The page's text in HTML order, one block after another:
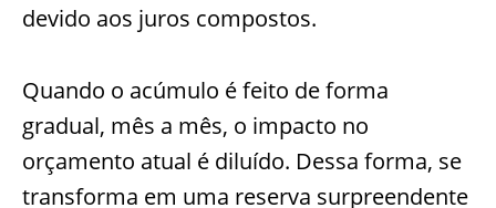
devido aos juros compostos.
Quando o acúmulo é feito de forma
gradual, mês a mês, o impacto no
orçamento atual é diluído. Dessa forma, se
transforma em uma reserva surpreendente